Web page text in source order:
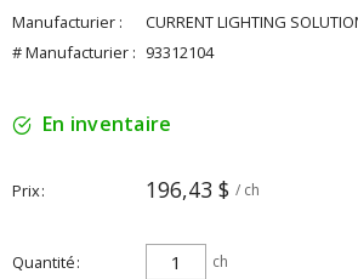
Manufacturier :
CURRENT LIGHTING
# Manufacturier : 93312104
En inventaire
Prix 196,43 $ / ch
Quantité ch